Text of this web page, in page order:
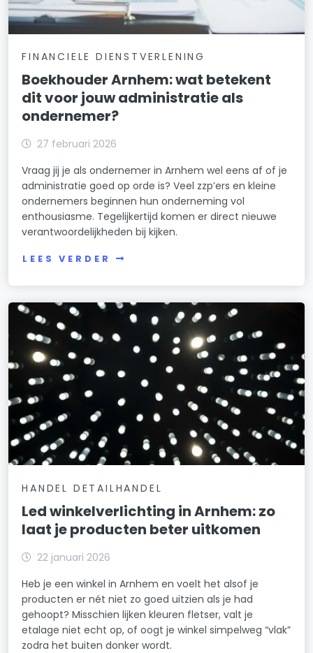
FINANCIELE DIENSTVERLENING
Boekhouder Arnhem: wat betekent
dit voor jouw administratie als
ondernemer?
27 februari 2026
Vraag jij je als ondernemer in Arnhem wel eens af of je
administratie goed op orde is? Veel zzp’ers en kleine
ondernemers beginnen hun onderneming vol
enthousiasme. Tegelijkertijd komen er direct nieuwe
verantwoordelijkheden bij kijken.
LEES VERDER
HANDEL DETAILHANDEL
Led winkelverlichting in Arnhem: zo
laat je producten beter uitkomen
22 januari 2026
Heb je een winkel in Arnhem en voelt het alsof je
producten er nét niet zo goed uitzien als je had
gehoopt? Misschien lijken kleuren fletser, valt je
etalage niet echt op, of oogt je winkel simpelweg “vlak”
zodra het buiten donker wordt.